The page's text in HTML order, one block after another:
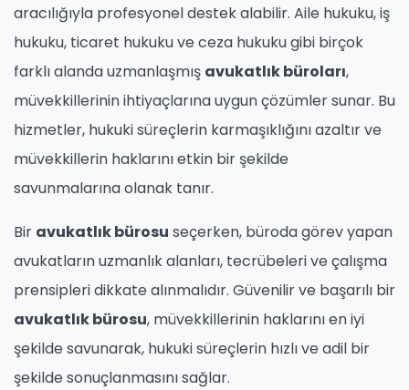
aracılığıyla profesyonel destek alabilir. Aile hukuku, iş
hukuku, ticaret hukuku ve ceza hukuku gibi birçok
farklı alanda uzmanlaşmış avukatlık büroları,
müvekkillerinin ihtiyaçlarına uygun çözümler sunar. Bu
hizmetler, hukuki süreçlerin karmaşıklığını azaltır ve
müvekkillerin haklarını etkin bir şekilde
savunmalarına olanak tanır.
Bir avukatlık bürosu seçerken, büroda görev yapan
avukatların uzmanlık alanları, tecrübeleri ve çalışma
prensipleri dikkate alınmalıdır. Güvenilir ve başarılı bir
avukatlık bürosu, müvekkillerinin haklarını en iyi
şekilde savunarak, hukuki süreçlerin hızlı ve adil bir
şekilde sonuçlanmasını sağlar.